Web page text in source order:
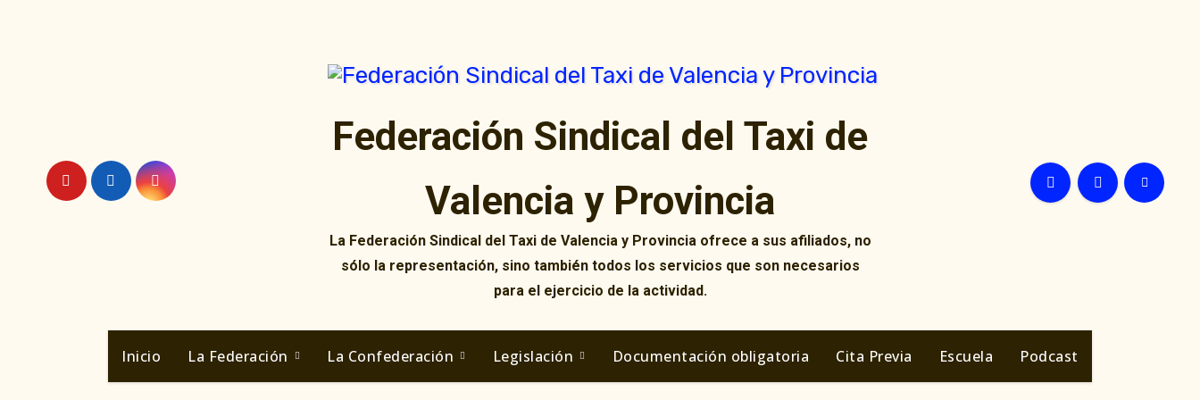
Federación Sindical del Taxi de
Valencia y Provincia
La Federación Sindical del Taxi de Valencia y Provincia ofrece a sus afiliados, no
sólo la representación, sino también todos los servicios que son necesarios
para el ejercicio de la actividad.
Inicio La Federación La Confederación Legislación Documentación obligatoria Cita Previa Escuela Podcast